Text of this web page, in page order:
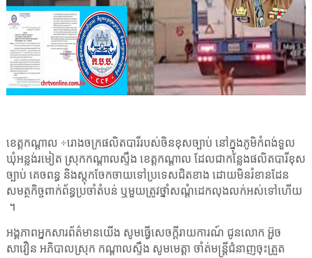
ខេត្តកណ្តាល ÷រោងចក្រផលិតបារីរបស់ចិនខុសច្បាប់ នៅក្នុងភូមិកំពង់ទួល
ឃុំអន្លង់រមៀត ស្រុកកណ្តាលស្ទឹង ខេត្តកណ្តាល ដែលជាកន្លែងផលិតបារីខុស
ច្បាប់ គេចពន្ធ និងស្តុកចែកចាយទៅប្រទេសជិតខាង ដោយមិនរំខានដែន
សមត្ថកិច្ចពាក់ព័ន្ធប្រចាំតំបន់ ឬមួយត្រូវថ្នាំសណ្តំដេកលុងលក់អស់ទៅហើយ
។
អង្គភាពអ្នកសារព័ត៌មានយើង សូមធ្វើសេចក្តីរាយការណ៍ ជូនលោក អ៊ួច
សាវឿន អភិបាលស្រុក កណ្តាលស្ទឹង សូមមេត្តា ចាំត់មន្ត្រីជំនាញចុះត្រួត